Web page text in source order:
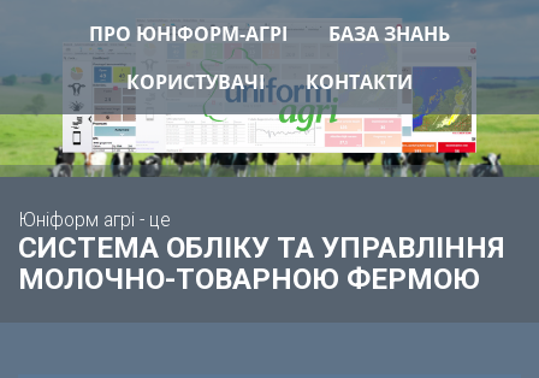
ПРО ЮНІФОРМ-АГРІ БАЗА ЗНАНЬ
КОРИСТУВАЧІ КОНТАКТИ
Юніформ агрі - це
СИСТЕМА ОБЛІКУ ТА УПРАВЛІННЯ
МОЛОЧНО-ТОВАРНОЮ ФЕРМОЮ